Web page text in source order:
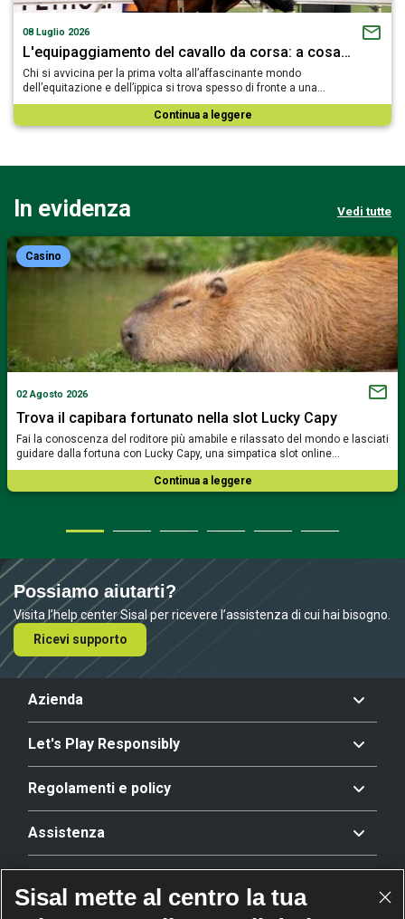
08 Luglio 2026
L'equipaggiamento del cavallo da corsa: a cosa…
Chi si avvicina per la prima volta all’affascinante mondo
dell’equitazione e dell’ippica si trova spesso di fronte a una…
Continua a leggere
In evidenza Vedi tutte
Casino
02 Agosto 2026
Trova il capibara fortunato nella slot Lucky Capy
Fai la conoscenza del roditore più amabile e rilassato del mondo e lasciati
guidare dalla fortuna con Lucky Capy, una simpatica slot online…
Continua a leggere
Possiamo aiutarti?
Visita l’help center Sisal per ricevere l’assistenza di cui hai bisogno.
Ricevi supporto
Azienda
Let's Play Responsibly
Regolamenti e policy
Assistenza
Sisal mette al centro la tua